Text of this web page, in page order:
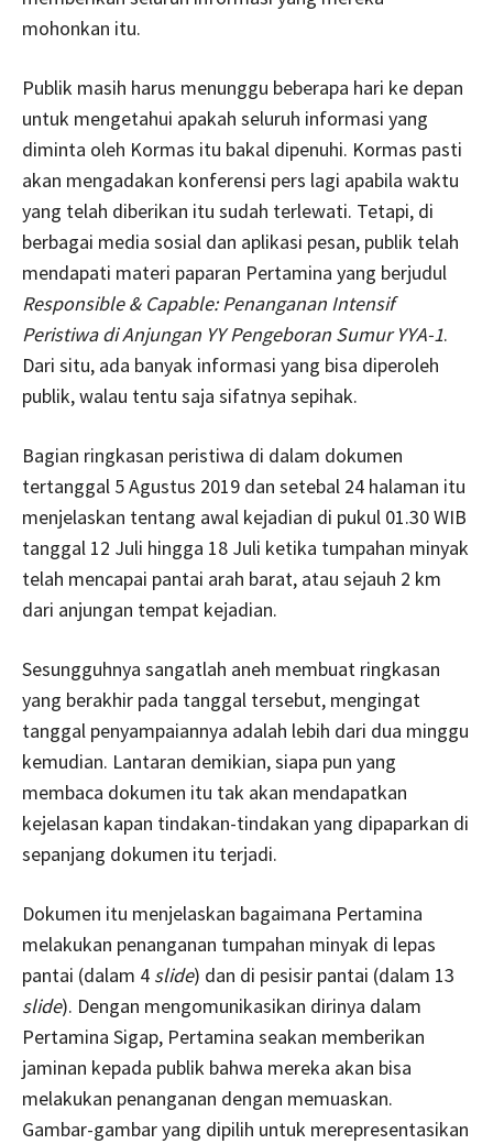
mohonkan itu.
Publik masih harus menunggu beberapa hari ke depan
untuk mengetahui apakah seluruh informasi yang
diminta oleh Kormas itu bakal dipenuhi. Kormas pasti
akan mengadakan konferensi pers lagi apabila waktu
yang telah diberikan itu sudah terlewati. Tetapi, di
berbagai media sosial dan aplikasi pesan, publik telah
mendapati materi paparan Pertamina yang berjudul
Responsible & Capable: Penanganan Intensif
Peristiwa di Anjungan YY Pengeboran Sumur YYA-1.
Dari situ, ada banyak informasi yang bisa diperoleh
publik, walau tentu saja sifatnya sepihak.
Bagian ringkasan peristiwa di dalam dokumen
tertanggal 5 Agustus 2019 dan setebal 24 halaman itu
menjelaskan tentang awal kejadian di pukul 01.30 WIB
tanggal 12 Juli hingga 18 Juli ketika tumpahan minyak
telah mencapai pantai arah barat, atau sejauh 2 km
dari anjungan tempat kejadian.
Sesungguhnya sangatlah aneh membuat ringkasan
yang berakhir pada tanggal tersebut, mengingat
tanggal penyampaiannya adalah lebih dari dua minggu
kemudian. Lantaran demikian, siapa pun yang
membaca dokumen itu tak akan mendapatkan
kejelasan kapan tindakan-tindakan yang dipaparkan di
sepanjang dokumen itu terjadi.
Dokumen itu menjelaskan bagaimana Pertamina
melakukan penanganan tumpahan minyak di lepas
pantai (dalam 4 slide) dan di pesisir pantai (dalam 13
slide). Dengan mengomunikasikan dirinya dalam
Pertamina Sigap, Pertamina seakan memberikan
jaminan kepada publik bahwa mereka akan bisa
melakukan penanganan dengan memuaskan.
Gambar-gambar yang dipilih untuk merepresentasikan